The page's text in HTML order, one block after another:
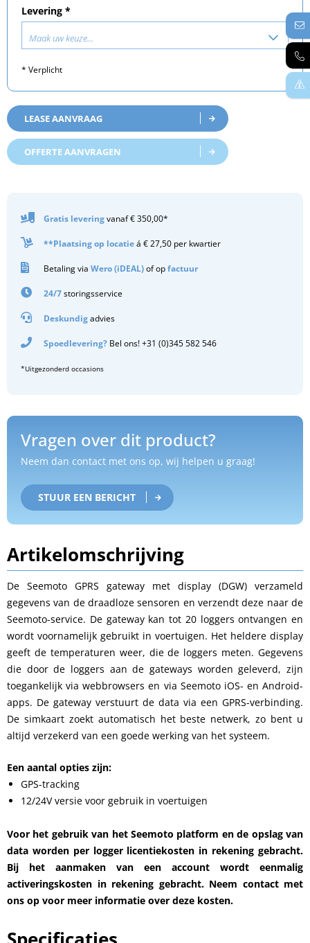
Levering *
Maak uw keuze...
* Verplicht
LEASE AANVRAAG
OFFERTE AANVRAGEN
Gratis leveringvanaf € 350,00*
**Plaatsing op locatieá € 27,50 per kwartier
Betaling via Wero (iDEAL)of opfactuur
24/7storingsservice
Deskundigadvies
Spoedlevering? Bel ons! +31 (0)345 582 546
*Uitgezonderd occasions
Vragen over dit product?
Neem dan contact met ons op, wij helpen u graag!
STUUR EEN BERICHT
Artikelomschrijving
De Seemoto GPRS gateway met display (DGW) verzameld
gegevens van de draadloze sensoren en verzendt deze naar de
Seemoto-service. De gateway kan tot 20 loggers ontvangen en
wordt voornamelijk gebruikt in voertuigen. Het heldere display
geeft de temperaturen weer, die de loggers meten. Gegevens
die door de loggers aan de gateways worden geleverd, zijn
toegankelijk via webbrowsers en via Seemoto iOS- en Android-
apps. De gateway verstuurt de data via een GPRS-verbinding.
De simkaart zoekt automatisch het beste netwerk, zo bent u
altijd verzekerd van een goede werking van het systeem.
Een aantal opties zijn:
GPS-tracking
12/24V versie voor gebruik in voertuigen
Voor het gebruik van het Seemoto platform en de opslag van
data worden per logger licentiekosten in rekening gebracht.
Bij het aanmaken van een account wordt eenmalig
activeringskosten in rekening gebracht. Neem contact met
ons op voor meer informatie over deze kosten.